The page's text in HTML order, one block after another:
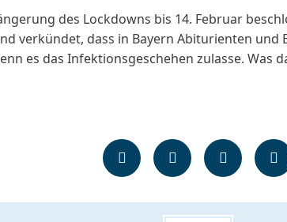
des Lockdowns bis 14. Februar
verkündet, dass in Bayern Abiturienten und
es das Infektionsgeschehen zulasse. Was